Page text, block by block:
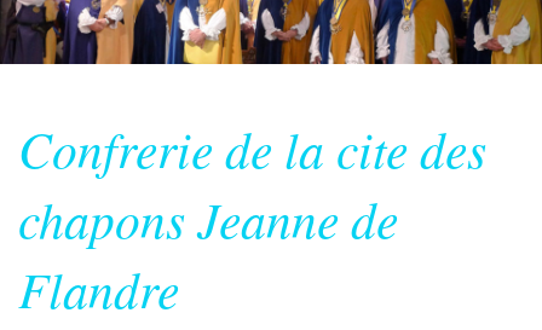
Confrerie de la cite des
chapons Jeanne de
Flandre